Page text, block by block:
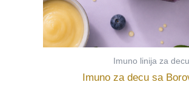
Imuno linija za decu
Imuno za decu sa